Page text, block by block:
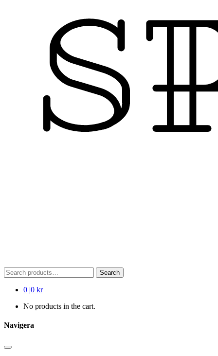
Search
for:
Search
0 |0 kr
No products in the cart.
Navigera